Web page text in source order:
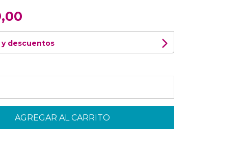
descuentos
AGREGAR AL CARRITO